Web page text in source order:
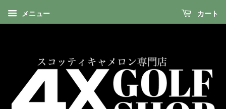
メニュー カート